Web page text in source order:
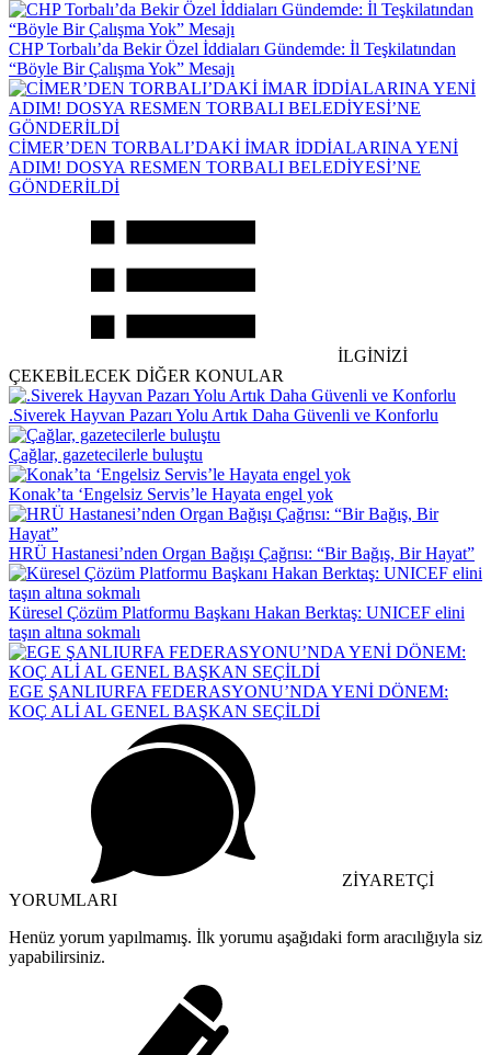
CHP Torbalı’da Bekir Özel İddiaları Gündemde: İl Teşkilatından
“Böyle Bir Çalışma Yok” Mesajı
CİMER’DEN TORBALI’DAKİ İMAR İDDİALARINA YENİ
ADIM! DOSYA RESMEN TORBALI BELEDİYESİ’NE
GÖNDERİLDİ
İLGİNİZİ
ÇEKEBİLECEK DİĞER KONULAR
.Siverek Hayvan Pazarı Yolu Artık Daha Güvenli ve Konforlu
Çağlar, gazetecilerle buluştu
Konak’ta ‘Engelsiz Servis’le Hayata engel yok
HRÜ Hastanesi’nden Organ Bağışı Çağrısı: “Bir Bağış, Bir Hayat”
Küresel Çözüm Platformu Başkanı Hakan Berktaş: UNICEF elini
taşın altına sokmalı
EGE ŞANLIURFA FEDERASYONU’NDA YENİ DÖNEM:
KOÇ ALİ AL GENEL BAŞKAN SEÇİLDİ
ZİYARETÇİ
YORUMLARI
Henüz yorum yapılmamış. İlk yorumu aşağıdaki form aracılığıyla siz
yapabilirsiniz.